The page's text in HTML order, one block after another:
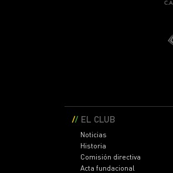
EL CLUB
Noticias
Historia
Comisión directiva
Acta fundacional